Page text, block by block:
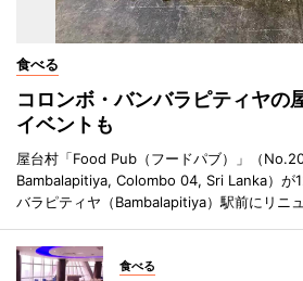
食べる
コロンボ・バンバラピティヤ
イベントも
屋台村「Food Pub（フードパブ）」（
Bambalapitiya, Colombo 04, Sri Lanka）が
バラピティヤ（Bambalapitiya）駅前にリニ
食べる